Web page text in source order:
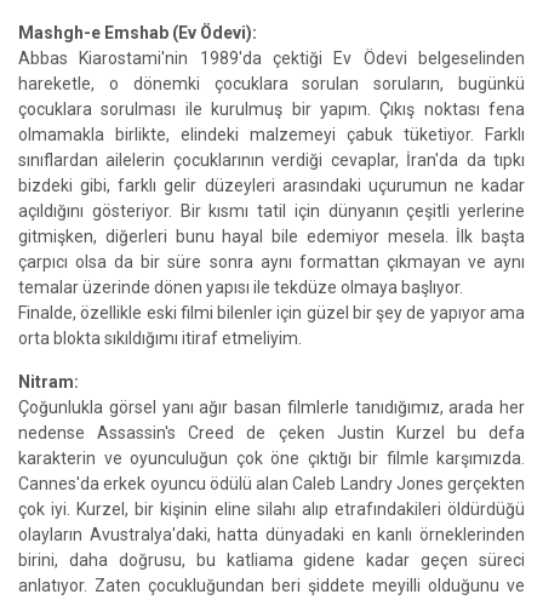
Mashgh-e Emshab (Ev Ödevi):
Abbas Kiarostami'nin 1989'da çektiği Ev Ödevi belgeselinden
hareketle, o dönemki çocuklara sorulan soruların, bugünkü
çocuklara sorulması ile kurulmuş bir yapım. Çıkış noktası fena
olmamakla birlikte, elindeki malzemeyi çabuk tüketiyor. Farklı
sınıflardan ailelerin çocuklarının verdiği cevaplar, İran'da da tıpkı
bizdeki gibi, farklı gelir düzeyleri arasındaki uçurumun ne kadar
açıldığını gösteriyor. Bir kısmı tatil için dünyanın çeşitli yerlerine
gitmişken, diğerleri bunu hayal bile edemiyor mesela. İlk başta
çarpıcı olsa da bir süre sonra aynı formattan çıkmayan ve aynı
temalar üzerinde dönen yapısı ile tekdüze olmaya başlıyor.
Finalde, özellikle eski filmi bilenler için güzel bir şey de yapıyor ama
orta blokta sıkıldığımı itiraf etmeliyim.
Nitram:
Çoğunlukla görsel yanı ağır basan filmlerle tanıdığımız, arada her
nedense Assassin's Creed de çeken Justin Kurzel bu defa
karakterin ve oyunculuğun çok öne çıktığı bir filmle karşımızda.
Cannes'da erkek oyuncu ödülü alan Caleb Landry Jones gerçekten
çok iyi. Kurzel, bir kişinin eline silahı alıp etrafındakileri öldürdüğü
olayların Avustralya'daki, hatta dünyadaki en kanlı örneklerinden
birini, daha doğrusu, bu katliama gidene kadar geçen süreci
anlatıyor. Zaten çocukluğundan beri şiddete meyilli olduğunu ve